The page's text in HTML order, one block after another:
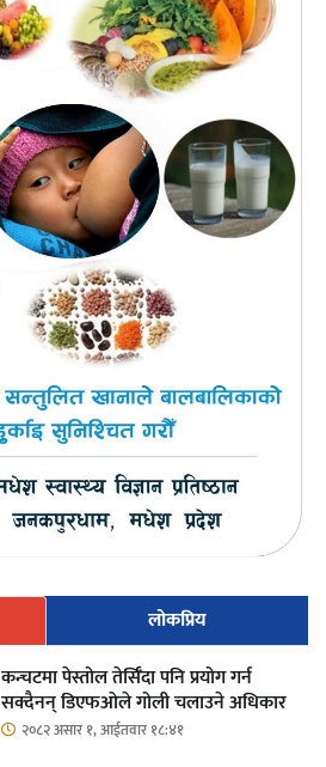
लोकप्रिय
कन्चटमा पेस्तोल तेर्सिँदा पनि प्रयोग गर्न
सक्दैनन् डिएफओले गोली चलाउने अधिकार
२०८२ असार १, आईतवार १८:४१